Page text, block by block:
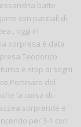
batte
con parziali di
, oggi in
sorpresa è data
Teodorico
e stop ai sogni
Portinaro del
la corsa di
sorprende e
per 3-1 con